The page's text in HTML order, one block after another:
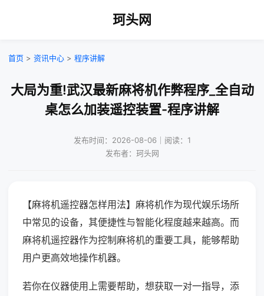
珂头网
首页 > 资讯中心 > 程序讲解
大局为重!武汉最新麻将机作弊程序_全自动
桌怎么加装遥控装置-程序讲解
发布时间：2026-08-06｜阅读：1
发布者：珂头网
【麻将机遥控器怎样用法】麻将机作为现代娱乐场所
中常见的设备，其便捷性与智能化程度越来越高。而
麻将机遥控器作为控制麻将机的重要工具，能够帮助
用户更高效地操作机器。
若你在仪器使用上需要帮助，想获取一对一指导，添